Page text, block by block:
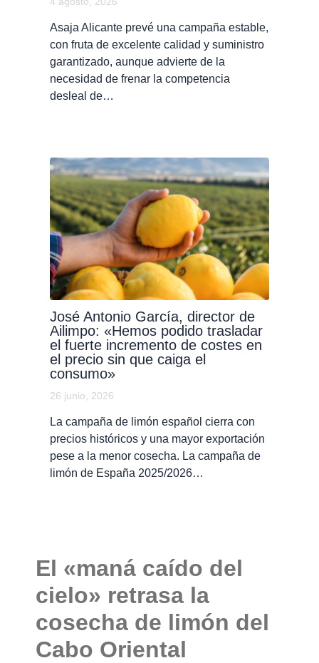
Asaja Alicante prevé una campaña estable,
con fruta de excelente calidad y suministro
garantizado, aunque advierte de la
necesidad de frenar la competencia
desleal de…
José Antonio García, director de
Ailimpo: «Hemos podido trasladar
el fuerte incremento de costes en
el precio sin que caiga el
consumo»
26 junio, 2026
La campaña de limón español cierra con
precios históricos y una mayor exportación
pese a la menor cosecha. La campaña de
limón de España 2025/2026…
El «maná caído del
cielo» retrasa la
cosecha de limón del
Cabo Oriental